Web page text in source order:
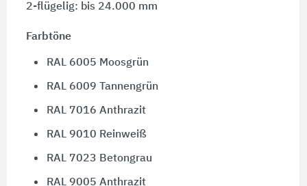
2-flügelig: bis 24.000 mm
Farbtöne
RAL 6005 Moosgrün
RAL 6009 Tannengrün
RAL 7016 Anthrazit
RAL 9010 Reinweiß
RAL 7023 Betongrau
RAL 9005 Anthrazit